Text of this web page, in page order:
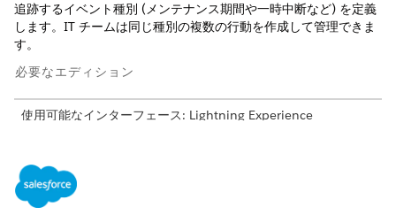
追跡するイベント種別 (メンテナンス期間や一時中断など) を定義
します。IT チームは同じ種別の複数の行動を作成して管理できま
す。
必要なエディション
使用可能なインターフェース: Lightning Experience
Enterprise
Edition。